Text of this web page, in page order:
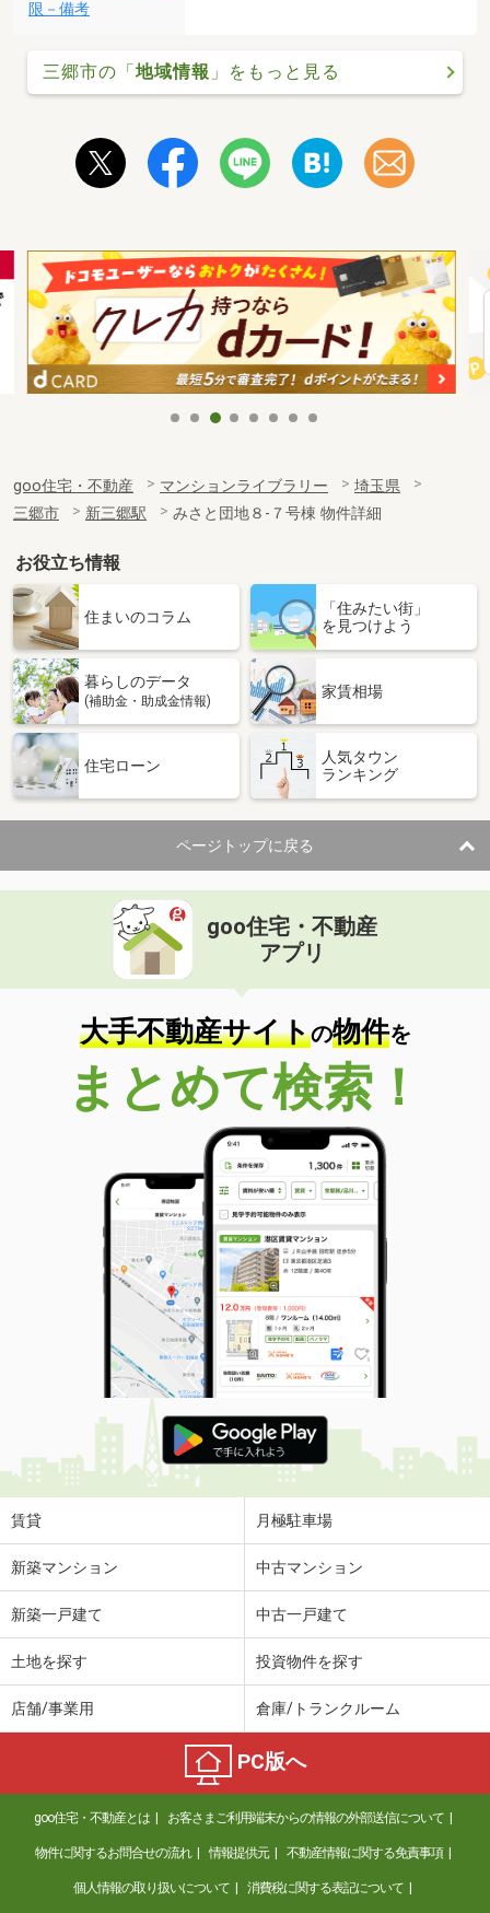
限－備考
三郷市の「地域情報 」をもっと見る
goo住宅・不動産 マンションライブラリー
埼玉県
三郷市
新三郷駅 みさと団地８-７号棟 物件詳細
お役立ち情報
住まいのコラム
「住みたい街」
を見つけよう
暮らしのデータ
(補助金・助成金情報)
家賃相場
住宅ローン
人気タウン
ランキング
ページトップに戻る
goo住宅・不動産
アプリ
大手不動産サイトの物件を
まとめて検索！
賃貸 月極駐車場
新築マンション 中古マンション
新築一戸建て 中古一戸建て
土地を探す 投資物件を探す
店舗/事業用 倉庫/トランクルーム
PC版へ
goo住宅・不動産とは お客さまご利用端末からの情報の外部送信について
物件に関するお問合せの流れ 情報提供元 不動産情報に関する免責事項
個人情報の取り扱いについて 消費税に関する表記について